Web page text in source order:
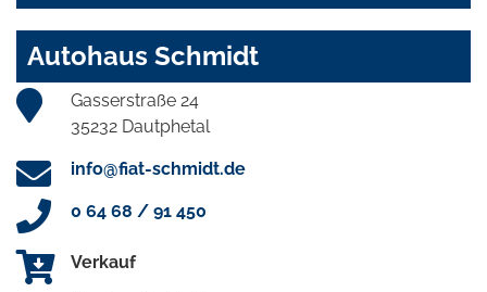
Autohaus Schmidt
Gasserstraße 24
35232 Dautphetal
info@fiat-schmidt.de
0 64 68 / 91 450
Verkauf